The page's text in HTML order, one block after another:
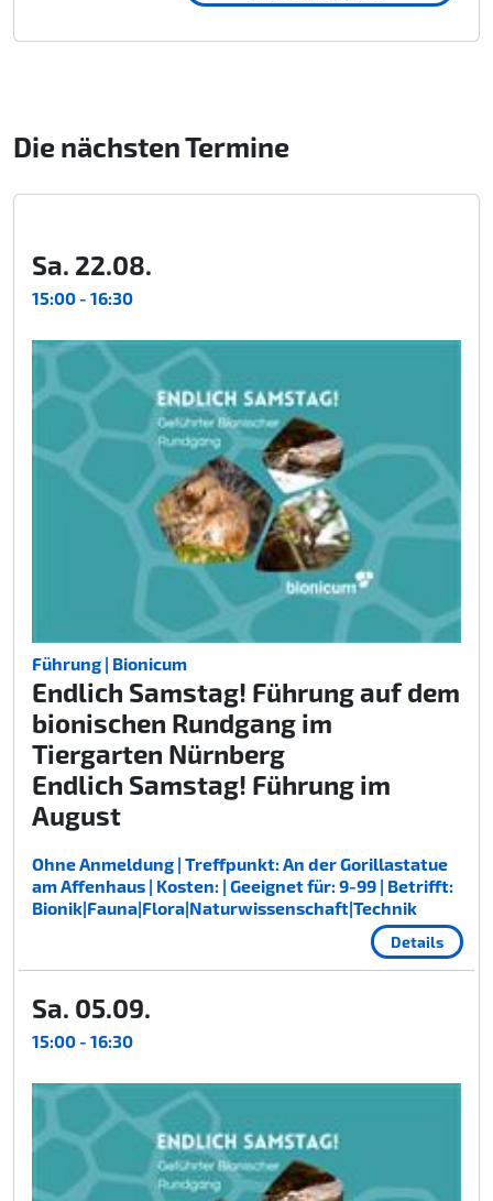
Die nächsten Termine
Sa. 22.08.
15:00 - 16:30
Führung | Bionicum
Endlich Samstag! Führung auf dem
bionischen Rundgang im
Tiergarten Nürnberg
Endlich Samstag! Führung im
August
Ohne Anmeldung | Treffpunkt: An der Gorillastatue
am Affenhaus | Kosten: | Geeignet für: 9-99 | Betrifft:
Bionik|Fauna|Flora|Naturwissenschaft|Technik
Details
Sa. 05.09.
15:00 - 16:30